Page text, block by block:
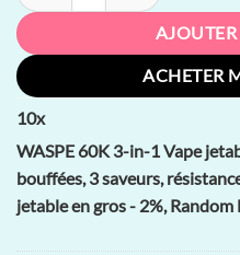
ACHETER
10x
WASPE 60K 3-in-1 Vape
bouffées, 3 saveurs,
jetable en gros - 2%,